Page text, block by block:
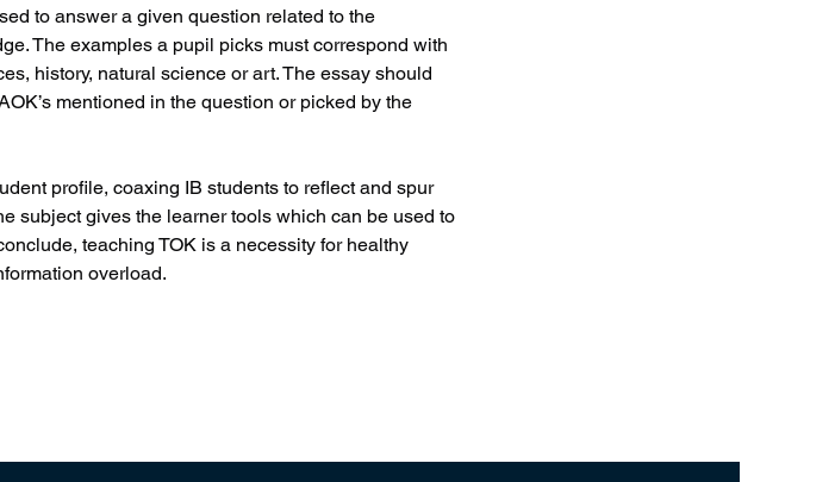
to answer a given question related to the
The examples a pupil picks must correspond with
history, natural science or art. The essay should
mentioned in the question or picked by the
profile, coaxing IB students to reflect and spur
subject gives the learner tools which can be used to
teaching TOK is a necessity for healthy
overload.